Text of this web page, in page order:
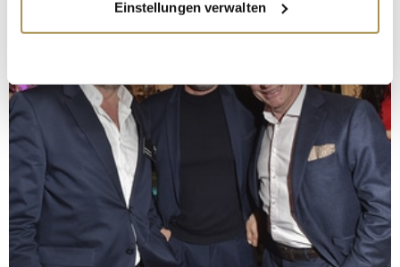
Informationen über Ihre geografische Lage
erfassen, welche bis auf einige Meter genau sein
bestimmten Merkmalen (Fingerprinting) identifizieren
Erfahren Sie mehr darüber, wie Ihre persönlichen Daten
verarbeitet werden, und legen Sie Ihre Präferenzen im
Abschnitt Einzelheiten
Wir verwenden Cookies, um Inhalte und Anzeigen zu
personalisieren, Funktionen für soziale Medien anbieten
zu können und die Zugriffe auf unsere Website zu
Einstellungen verwalten